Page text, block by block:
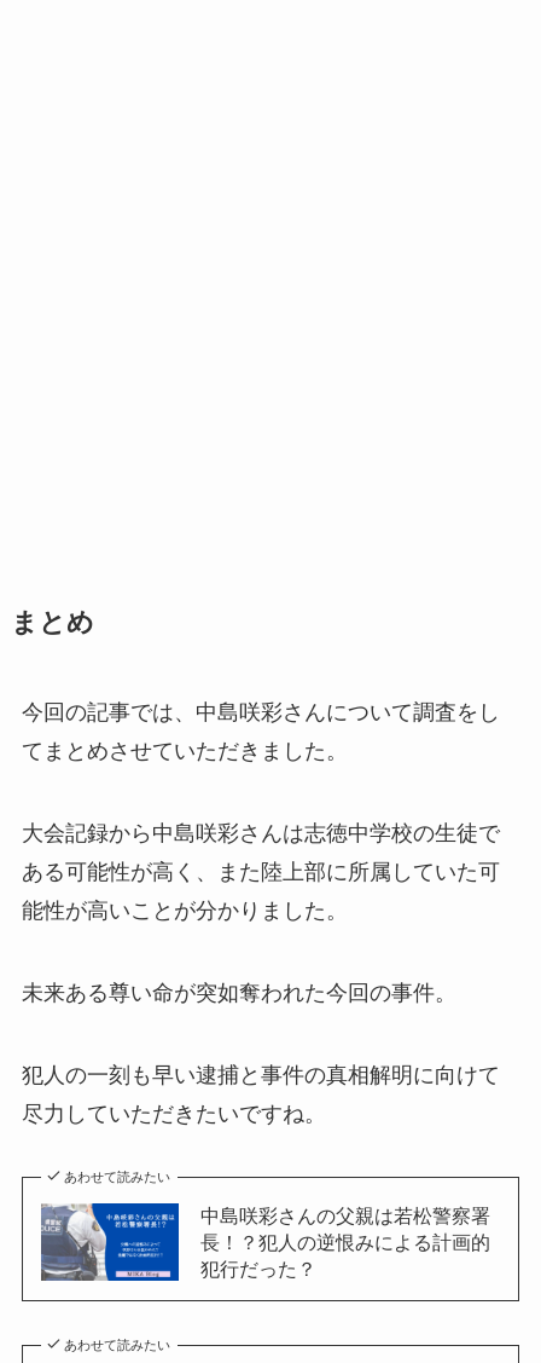
まとめ
今回の記事では、中島咲彩さんについて調査をし
てまとめさせていただきました。
大会記録から中島咲彩さんは志徳中学校の生徒で
ある可能性が高く、また陸上部に所属していた可
能性が高いことが分かりました。
未来ある尊い命が突如奪われた今回の事件。
犯人の一刻も早い逮捕と事件の真相解明に向けて
尽力していただきたいですね。
あわせて読みたい
中島咲彩さんの父親は若松警察署
長！？犯人の逆恨みによる計画的
犯行だった？
あわせて読みたい